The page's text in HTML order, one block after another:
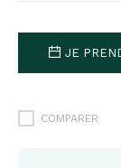
JE
COMPARER